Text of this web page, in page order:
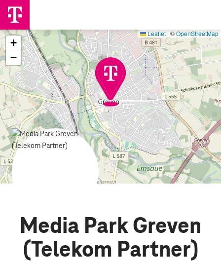
+
−
Leaflet |©OpenStreetMap
Media Park Greven
(Telekom Partner)